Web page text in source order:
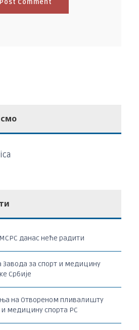
данас неће радити
Завода за спорт и медицину
Србије
на Отвореном пливалишту
и медицину спорта РС